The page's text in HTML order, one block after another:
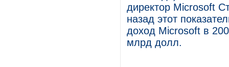
директор Microsoft
назад этот
доход Microsoft в
млрд долл.